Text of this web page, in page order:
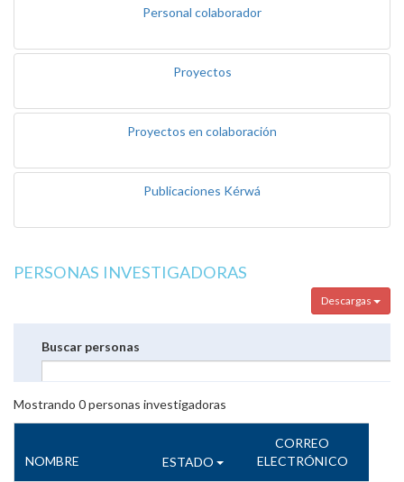
Personal colaborador
Proyectos
Proyectos en colaboración
Publicaciones Kérwá
PERSONAS INVESTIGADORAS
Descargas
Buscar personas
Mostrando 0personas investigadoras
NOMBRE ESTADO
CORREO
ELECTRÓNICO